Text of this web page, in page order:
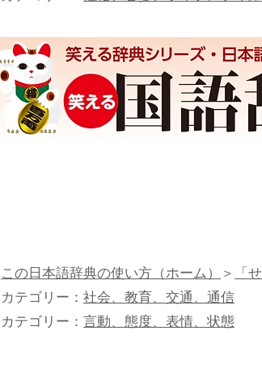
この日本語辞典の使い方（ホーム）＞「
カテゴリー： 社会、教育、交通、通信
カテゴリー： 言動、態度、表情、状態